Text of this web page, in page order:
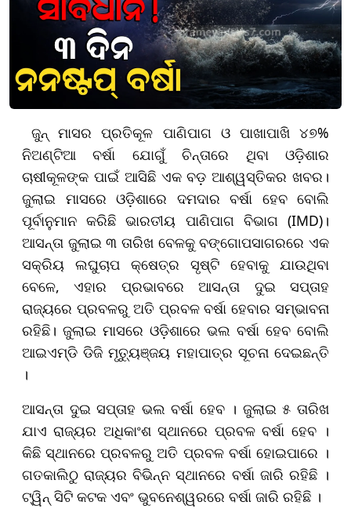
ଜୁନ୍ ମାସର ପ୍ରତିକୂଳ ପାଣିପାଗ ଓ ପାଖାପାଖି ୪୭%
ନିଅଣ୍ଟିଆ ବର୍ଷା ଯୋଗୁଁ ଚିନ୍ତାରେ ଥିବା ଓଡ଼ିଶାର
ଚାଷୀକୂଳଙ୍କ ପାଇଁ ଆସିଛି ଏକ ବଡ଼ ଆଶ୍ୱସ୍ତିକର ଖବର।
ଜୁଲାଇ ମାସରେ ଓଡ଼ିଶାରେ ଦମଦାର ବର୍ଷା ହେବ ବୋଲି
ପୂର୍ବାନୁମାନ କରିଛି ଭାରତୀୟ ପାଣିପାଗ ବିଭାଗ (IMD)।
ଆସନ୍ତା ଜୁଲାଇ ୩ ତାରିଖ ବେଳକୁ ବଙ୍ଗୋପସାଗରରେ ଏକ
ସକ୍ରିୟ ଲଘୁଚାପ କ୍ଷେତ୍ର ସୃଷ୍ଟି ହେବାକୁ ଯାଉଥିବା
ବେଳେ, ଏହାର ପ୍ରଭାବରେ ଆସନ୍ତା ଦୁଇ ସପ୍ତାହ
ରାଜ୍ୟରେ ପ୍ରବଳରୁ ଅତି ପ୍ରବଳ ବର୍ଷା ହେବାର ସମ୍ଭାବନା
ରହିଛି। ଜୁଲାଇ ମାସରେ ଓଡ଼ିଶାରେ ଭଲ ବର୍ଷା ହେବ ବୋଲି
ଆଇଏମ୍‌ଡି ଡିଜି ମୃତ୍ୟୁଞ୍ଜୟ ମହାପାତ୍ର ସୂଚନା ଦେଇଛନ୍ତି
।
ଆସନ୍ତା ଦୁଇ ସପ୍ତାହ ଭଲ ବର୍ଷା ହେବ । ଜୁଲାଇ ୫ ତାରିଖ
ଯାଏ ରାଜ୍ୟର ଅଧିକାଂଶ ସ୍ଥାନରେ ପ୍ରବଳ ବର୍ଷା ହେବ ।
କିଛି ସ୍ଥାନରେ ପ୍ରବଳରୁ ଅତି ପ୍ରବଳ ବର୍ଷା ହୋଇପାରେ ।
ଗତକାଲିଠୁ ରାଜ୍ୟର ବିଭିନ୍ନ ସ୍ଥାନରେ ବର୍ଷା ଜାରି ରହିଛି ।
ଟ୍ୱିନ୍ ସିଟି କଟକ ଏବଂ ଭୁବନେଶ୍ୱରରେ ବର୍ଷା ଜାରି ରହିଛି ।